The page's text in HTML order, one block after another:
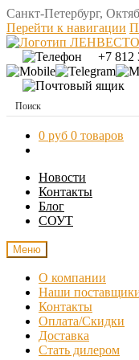
Санкт-Петербург,
Перейти к навигации
+7 812
0 руб 0 товаров
Новости
Контакты
Блог
СОУТ
Меню
О компании
Наши
Контакты
Оплата/Скидки
Доставка
Стать дилером